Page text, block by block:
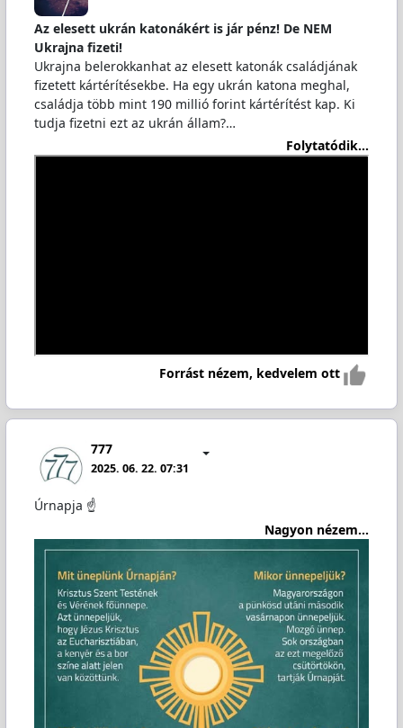
Az elesett ukrán katonákért is jár pénz! De NEM
Ukrajna fizeti!
Ukrajna belerokkanhat az elesett katonák családjának
fizetett kártérítésekbe. Ha egy ukrán katona meghal,
családja több mint 190 millió forint kártérítést kap. Ki
tudja fizetni ezt az ukrán állam?…
Folytatódik...
Forrást nézem, kedvelem ott
777
2025. 06. 22. 07:31
Úrnapja ☝️
Nagyon nézem...